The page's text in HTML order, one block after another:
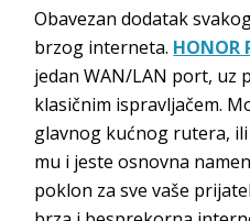
Obavezan dodatak
brzog interneta. HONOR
jedan WAN/LAN port, uz
klasičnim ispravljačem.
glavnog kućnog rutera,
mu i jeste osnovna
poklon za sve vaše